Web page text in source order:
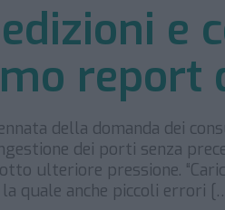
e
report
della domanda dei
dei porti senza
ulteriore pressione.
quale anche piccoli errori